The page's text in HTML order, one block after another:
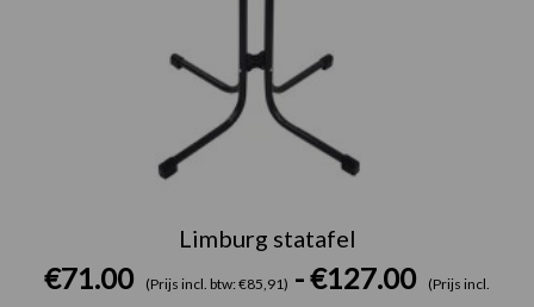
Limburg statafel
€71.00 (Prijs incl. btw: €85,91) -€127.00
(Prijs incl.